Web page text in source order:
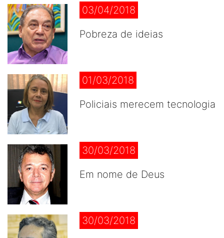
03/04/2018
Pobreza de ideias
01/03/2018
Policiais merecem tecnologia
30/03/2018
Em nome de Deus
30/03/2018